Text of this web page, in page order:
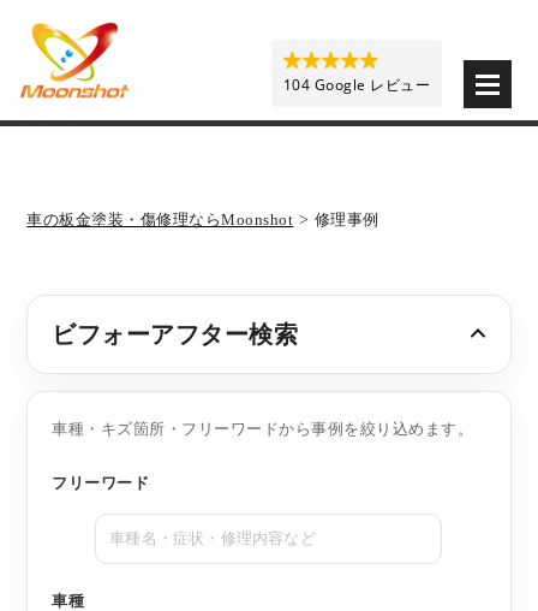
車の板金塗装・傷修理ならMoonshot > 修理事例
ビフォーアフター検索
車種・キズ箇所・フリーワードから事例を絞り込めます。
フリーワード
車種
104 Google レビュー